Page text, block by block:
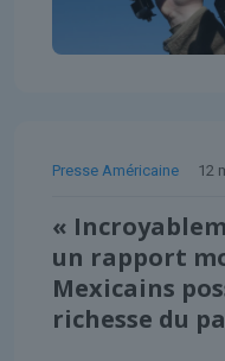
Presse Américaine 12
«
un rapport
Mexicains
richesse du